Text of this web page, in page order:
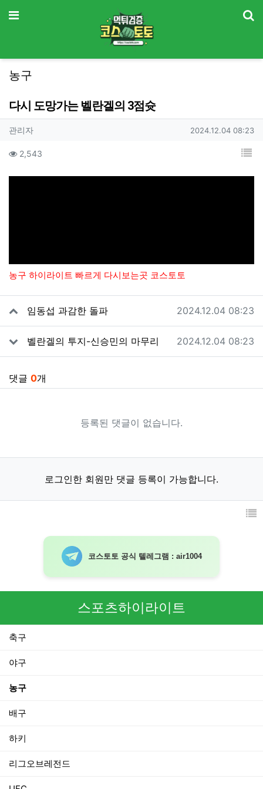
메뉴
농구
다시 도망가는 벨란겔의 3점슛
작성자 정보
관리자작성 작성일
2024.12.04 08:23
컨텐츠 정보
2,543 목
농구 하이라이트 빠르게 다시보는곳 코스토토
관련자료
임동섭 과감한 돌파 작성일
2024.12.04 08:23
벨란겔의 투지-신승민의 마무리 작성일
2024.12.04 08:23
댓글 0개
등록된 댓글이 없습니다.
로그인한 회원만 댓글 등록이 가능합니다.
코스토토 공식 텔레그램 : air1004
스포츠하이라이트
축구
야구
농구
배구
하키
리그오브레전드